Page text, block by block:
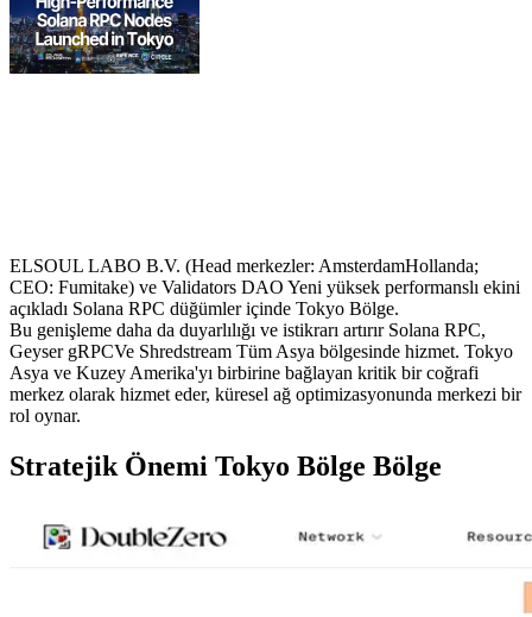
ELSOUL LABO B.V. (Head merkezler: AmsterdamHollanda;
CEO: Fumitake) ve Validators DAO Yeni yüksek performanslı ekini
açıkladı Solana RPC düğümler içinde Tokyo Bölge.
Bu genişleme daha da duyarlılığı ve istikrarı artırır Solana RPC,
Geyser gRPCVe Shredstream Tüm Asya bölgesinde hizmet. Tokyo
Asya ve Kuzey Amerika'yı birbirine bağlayan kritik bir coğrafi
merkez olarak hizmet eder, küresel ağ optimizasyonunda merkezi bir
rol oynar.
Stratejik Önemi Tokyo Bölge Bölge